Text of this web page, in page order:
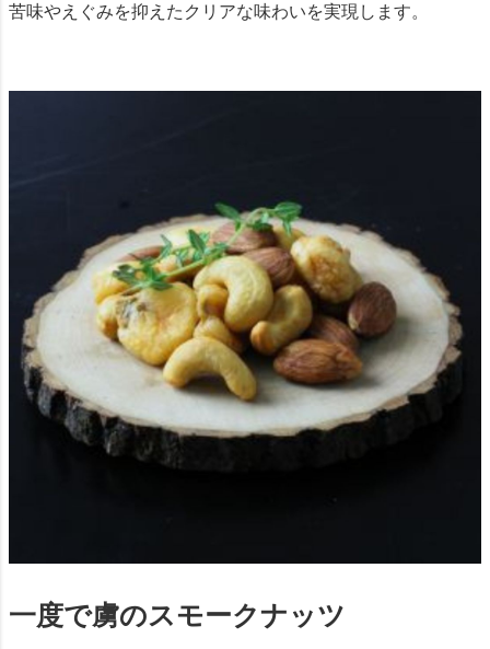
苦味やえぐみを抑えたクリアな味わいを実現します。
一度で虜のスモークナッツ